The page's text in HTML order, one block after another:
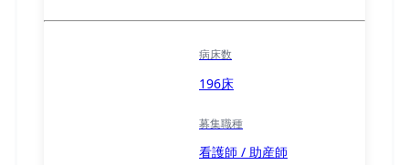
病床数
196床
募集職種
看護師 / 助産師